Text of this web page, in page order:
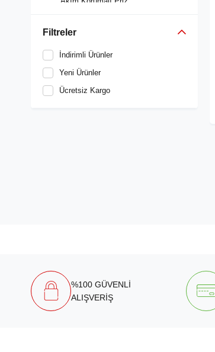
VGA Kablolar
HDMI Kablolar
Ses ve Görüntü Kabloları
Güç Kablosu
Filtreler
İndirimli Ürünler
Yeni Ürünler
Ücretsiz Kargo
%100 GÜVENLİ
ALIŞVERİŞ